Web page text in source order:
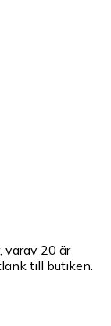
varav 20 är
till butiken.